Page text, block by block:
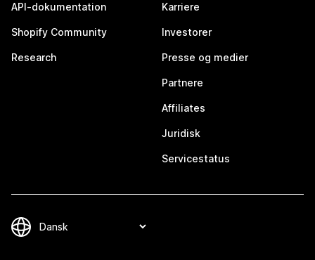
API-dokumentation
Shopify Community
Research
Karriere
Investorer
Presse og medier
Partnere
Affiliates
Juridisk
Servicestatus